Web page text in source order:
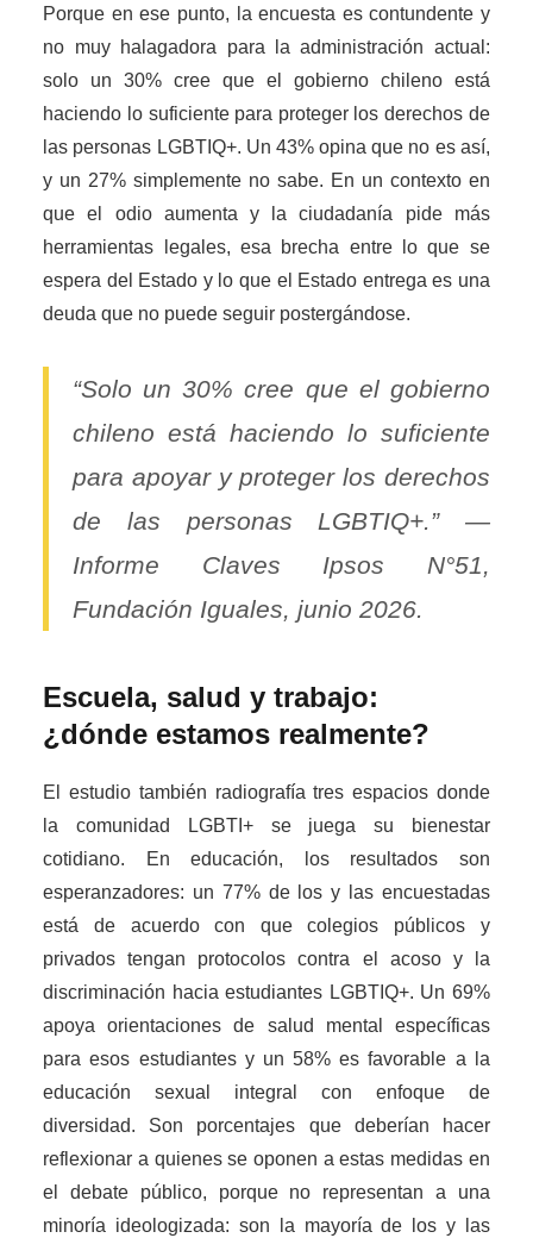
Porque en ese punto, la encuesta es contundente y
no muy halagadora para la administración actual:
solo un 30% cree que el gobierno chileno está
haciendo lo suficiente para proteger los derechos de
las personas LGBTIQ+. Un 43% opina que no es así,
y un 27% simplemente no sabe. En un contexto en
que el odio aumenta y la ciudadanía pide más
herramientas legales, esa brecha entre lo que se
espera del Estado y lo que el Estado entrega es una
deuda que no puede seguir postergándose.
“Solo un 30% cree que el gobierno
chileno está haciendo lo suficiente
para apoyar y proteger los derechos
de las personas LGBTIQ+.” —
Informe Claves Ipsos N°51,
Fundación Iguales, junio 2026.
Escuela, salud y trabajo:
¿dónde estamos realmente?
El estudio también radiografía tres espacios donde
la comunidad LGBTI+ se juega su bienestar
cotidiano. En educación, los resultados son
esperanzadores: un 77% de los y las encuestadas
está de acuerdo con que colegios públicos y
privados tengan protocolos contra el acoso y la
discriminación hacia estudiantes LGBTIQ+. Un 69%
apoya orientaciones de salud mental específicas
para esos estudiantes y un 58% es favorable a la
educación sexual integral con enfoque de
diversidad. Son porcentajes que deberían hacer
reflexionar a quienes se oponen a estas medidas en
el debate público, porque no representan a una
minoría ideologizada: son la mayoría de los y las